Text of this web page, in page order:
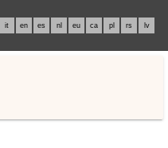
it en es nl eu ca pl rs lv